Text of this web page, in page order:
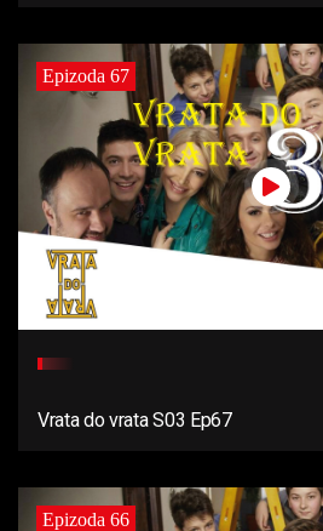
Epizoda 67
Vrata do vrata S03 Ep67
Epizoda 66